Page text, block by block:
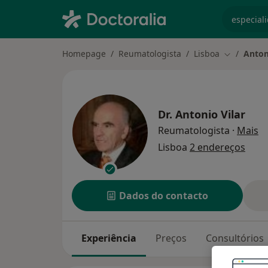
Homepage Reumatologista Lisboa Mudar de
Dr. Antonio Vilar
Reumatologista · Mais
Lisboa 2 endereços
Dados do contacto
Experiência Preços Consultórios